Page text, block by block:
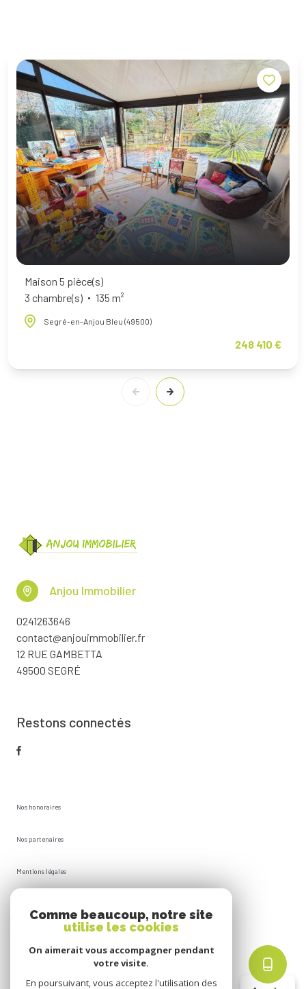
Maison 5 pièce(s)
3 chambre(s)
135 m²
Segré-en-Anjou Bleu (49500)
248 410 €
Anjou Immobilier
0241263646
contact@anjouimmobilier.fr
12 RUE GAMBETTA
49500 SEGRÉ
Restons connectés
Nos honoraires
Nos partenaires
Mentions légales
Comme beaucoup, notre site
utilise les cookies
On aimerait vous accompagner pendant
votre visite.
En poursuivant, vous acceptez l'utilisation des